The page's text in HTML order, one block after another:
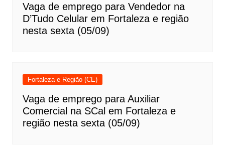
Vaga de emprego para Vendedor na
D’Tudo Celular em Fortaleza e região
nesta sexta (05/09)
Fortaleza e Região (CE)
Vaga de emprego para Auxiliar
Comercial na SCal em Fortaleza e
região nesta sexta (05/09)